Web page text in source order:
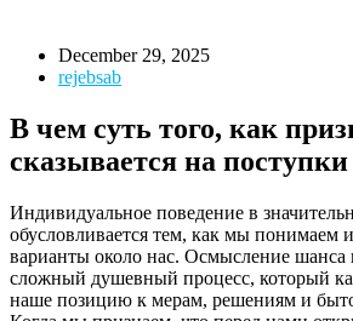
December 29, 2025
rejebsab
В чем суть того, как
сказывается на поступки
Индивидуальное поведение в
обусловливается тем, как мы понимаем
варианты около нас. Осмысление шанса
сложный душевный процесс, который
наше позицию к мерам, решениям и